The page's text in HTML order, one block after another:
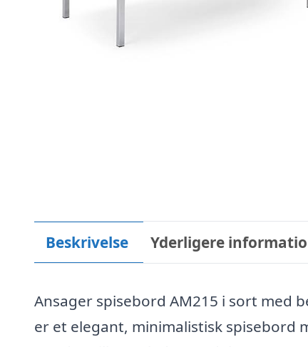
Beskrivelse Yderligere
Ansager spisebord AM215 i sort med
er et elegant, minimalistisk spisebord